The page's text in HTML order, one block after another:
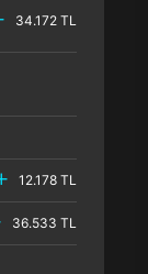
34.172 TL
12.178 TL
36.533 TL